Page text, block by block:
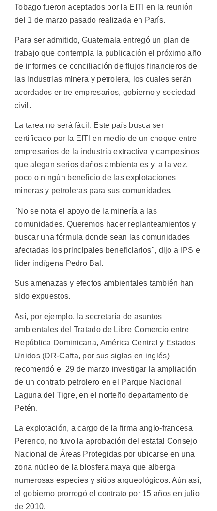
Tobago fueron aceptados por la EITI en la reunión
del 1 de marzo pasado realizada en París.
Para ser admitido, Guatemala entregó un plan de
trabajo que contempla la publicación el próximo año
de informes de conciliación de flujos financieros de
las industrias minera y petrolera, los cuales serán
acordados entre empresarios, gobierno y sociedad
civil.
La tarea no será fácil. Este país busca ser
certificado por la EITI en medio de un choque entre
empresarios de la industria extractiva y campesinos
que alegan serios daños ambientales y, a la vez,
poco o ningún beneficio de las explotaciones
mineras y petroleras para sus comunidades.
"No se nota el apoyo de la minería a las
comunidades. Queremos hacer replanteamientos y
buscar una fórmula donde sean las comunidades
afectadas los principales beneficiarios", dijo a IPS el
líder indígena Pedro Bal.
Sus amenazas y efectos ambientales también han
sido expuestos.
Así, por ejemplo, la secretaría de asuntos
ambientales del Tratado de Libre Comercio entre
República Dominicana, América Central y Estados
Unidos (DR-Cafta, por sus siglas en inglés)
recomendó el 29 de marzo investigar la ampliación
de un contrato petrolero en el Parque Nacional
Laguna del Tigre, en el norteño departamento de
Petén.
La explotación, a cargo de la firma anglo-francesa
Perenco, no tuvo la aprobación del estatal Consejo
Nacional de Áreas Protegidas por ubicarse en una
zona núcleo de la biosfera maya que alberga
numerosas especies y sitios arqueológicos. Aún así,
el gobierno prorrogó el contrato por 15 años en julio
de 2010.